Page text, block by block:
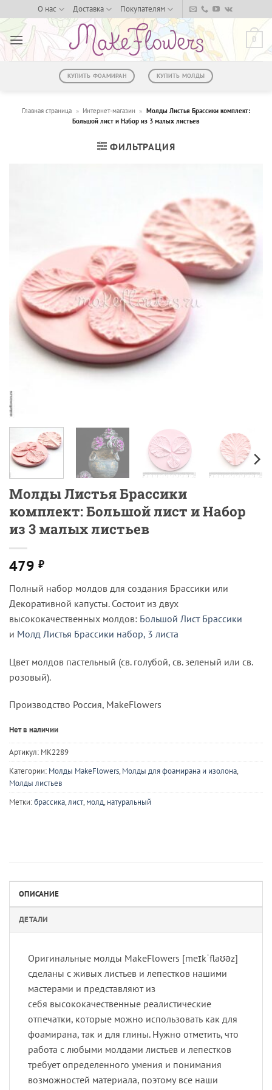
to
content
О нас Доставка Покупателям
0
КУПИТЬ ФОАМИРАН КУПИТЬ МОЛДЫ
Главная страница » Интернет-магазин » Молды Листья Брассики комплект:
Большой лист и Набор из 3 малых листьев
ФИЛЬТРАЦИЯ
Молды Листья Брассики
комплект: Большой лист и Набор
из 3 малых листьев
479 ₽
Полный набор молдов для создания Брассики или
Декоративной капусты. Состоит из двух
высококачественных молдов: Большой Лист Брассики
и Молд Листья Брассики набор, 3 листа
Цвет молдов пастельный (св. голубой, св. зеленый или св.
розовый).
Производство Россия, MakeFlowers
Нет в наличии
Артикул: MK2289
Категории: Молды MakeFlowers, Молды для фоамирана и изолона,
Молды листьев
Метки:брассика,лист, молд, натуральный
ОПИСАНИЕ
ДЕТАЛИ
Оригинальные молды MakeFlowers [meɪkˈflaʊəz]
сделаны с живых листьев и лепестков нашими
мастерами и представляют из
себя высококачественные реалистические
отпечатки, которые можно использовать как для
фоамирана, так и для глины. Нужно отметить, что
работа с любыми молдами листьев и лепестков
требует определенного умения и понимания
возможностей материала, поэтому все наши